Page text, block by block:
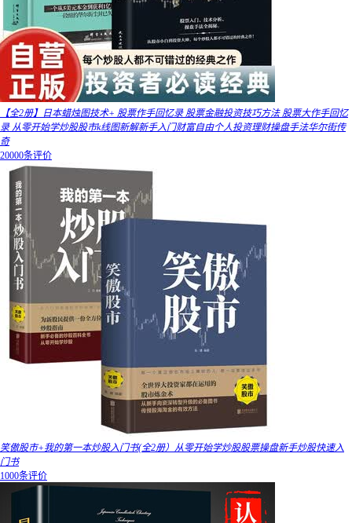
【全2册】日本蜡烛图技术+ 股票作手回忆录 股票金融投资技巧方法 股票大作手回忆
录 从零开始学炒股股市k线图新解新手入门财富自由个人投资理财操盘手法华尔街传
奇
20000条评价
笑傲股市+我的第一本炒股入门书(全2册）从零开始学炒股股票操盘新手炒股快速入
门书
1000条评价